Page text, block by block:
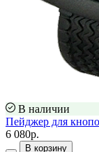
В наличии
Пейджер для
6 080р.
В корзину